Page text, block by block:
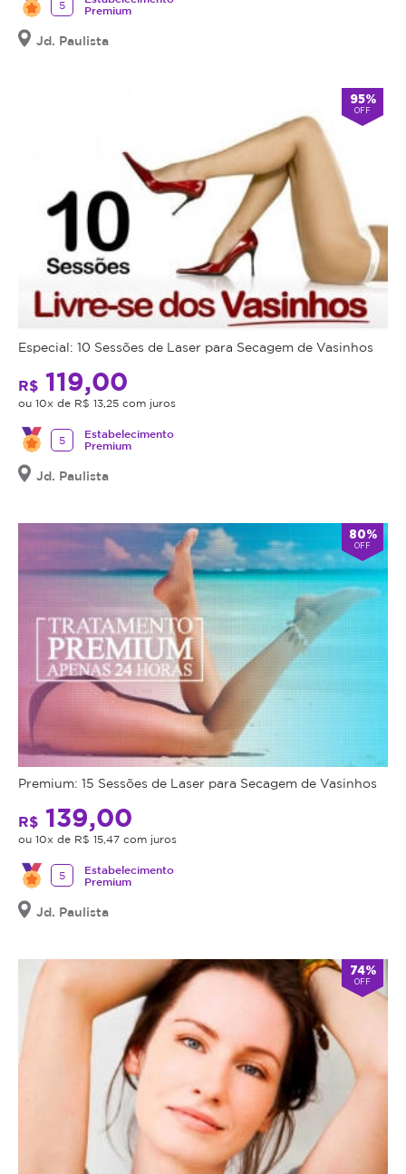
5
Premium
Jd. Paulista
95%
OFF
Especial: 10 Sessões de Laser para Secagem de Vasinhos
R$ 119,00
ou 10x de R$ 13,25 com juros
5
Estabelecimento
Premium
Jd. Paulista
80%
OFF
Premium: 15 Sessões de Laser para Secagem de Vasinhos
R$ 139,00
ou 10x de R$ 15,47 com juros
5
Estabelecimento
Premium
Jd. Paulista
74%
OFF